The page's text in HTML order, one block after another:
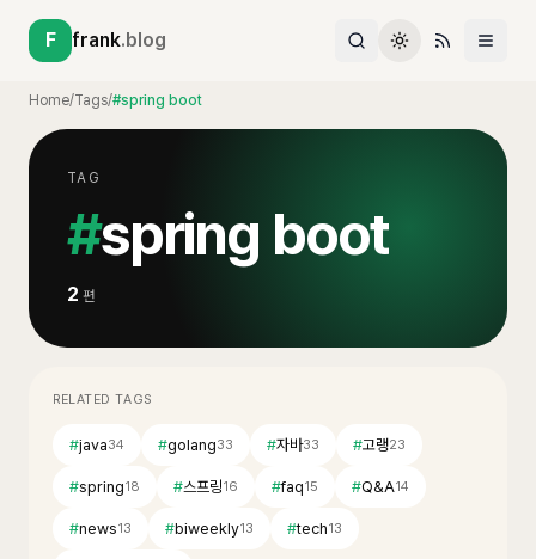
F frank.blog
Home/Tags/#spring boot
TAG
#spring boot
2 편
RELATED TAGS
#java34 #golang33 #자바33 #고랭23
#spring18 #스프링16 #faq15 #Q&A14
#news13 #biweekly13 #tech13